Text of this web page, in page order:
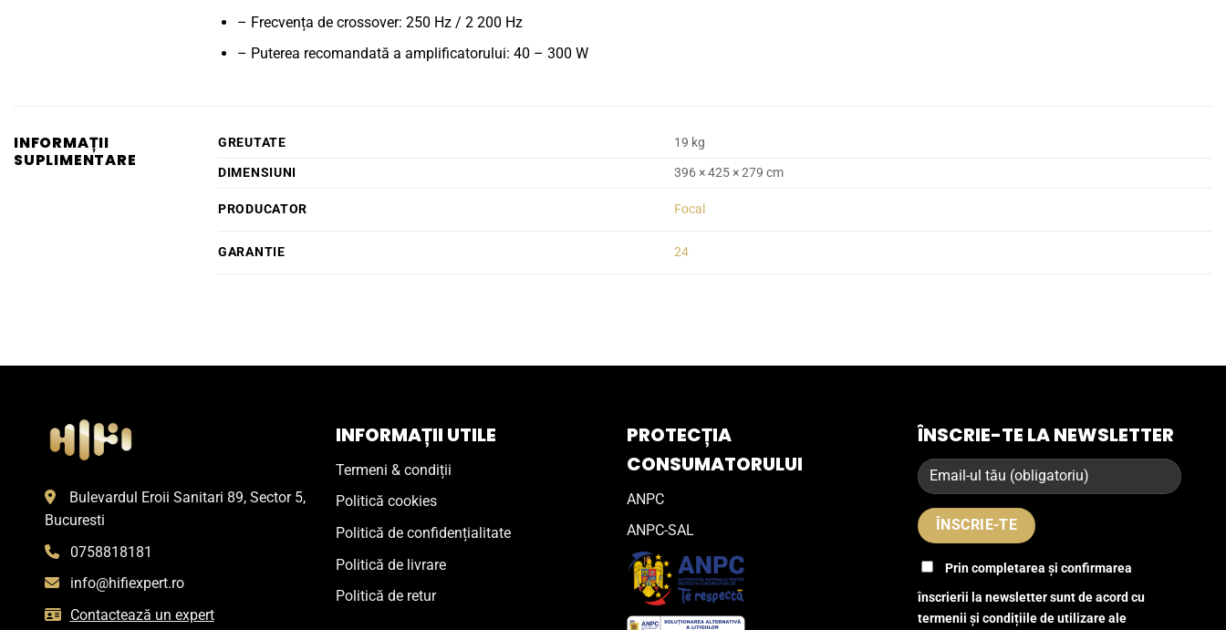
– Frecvența de crossover: 250 Hz / 2 200 Hz
– Puterea recomandată a amplificatorului: 40 – 300 W
INFORMAȚII
SUPLIMENTARE
GREUTATE
19 kg
DIMENSIUNI
396 × 425 × 279 cm
PRODUCATOR Focal
GARANTIE 24
Bulevardul Eroii Sanitari 89, Sector 5,
Bucuresti
0758818181
info@hifiexpert.ro
Contactează un expert
INFORMAȚII UTILE
Termeni & condiții
Politică cookies
Politică de confidențialitate
Politică de livrare
Politică de retur
PROTECȚIA
CONSUMATORULUI
ANPC
ANPC-SAL
ÎNSCRIE-TE LA NEWSLETTER
Prin completarea și confirmarea
înscrierii la newsletter sunt de acord cu
termenii și condițiile de utilizare ale